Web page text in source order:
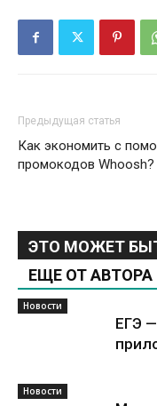
Предыдущая статья
Как экономить с
промокодов Whoosh?
ЭТО МОЖЕТ
ЕЩЕ ОТ АВТОРА
Новости
ЕГЭ
Новости